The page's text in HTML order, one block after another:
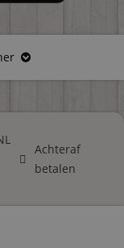
Achteraf
betalen